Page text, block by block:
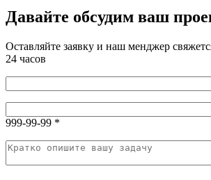
Давайте обсудим ваш
Оставляйте заявку и наш менджер
24 часов
999-99-99 *